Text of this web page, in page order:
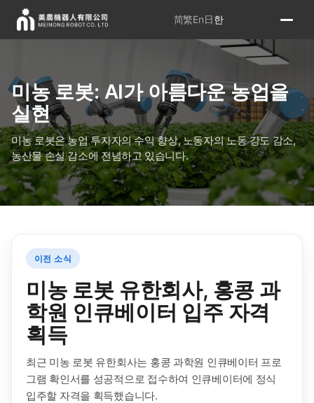
简繁En日한
미농 로봇: AI가 아름다운 농업을
실현
미농 로봇은 농업 투자자의 수익 향상, 노동자의 노동 강도 감소,
농산물 손실 감소에 전념하고 있습니다.
이전 소식
미농 로봇 유한회사, 홍콩 과
학원 인큐베이터 입주 자격
획득
최근 미농 로봇 유한회사는 홍콩 과학원 인큐베이터 프로
그램 확인서를 성공적으로 접수하여 인큐베이터에 정식
입주할 자격을 획득했습니다.